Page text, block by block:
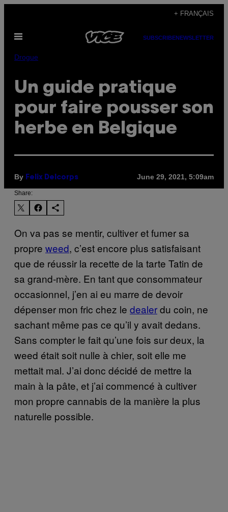
content
+ FRANÇAIS
Open
SUBSCRIBENEWSLETTER
Drogue
Un guide pratique
pour faire pousser son
herbe en Belgique
By Felix Delcorps June 29, 2021, 5:09am
Share:
On va pas se mentir, cultiver et fumer sa
propre weed, c’est encore plus satisfaisant
que de réussir la recette de la tarte Tatin de
sa grand-mère. En tant que consommateur
occasionnel, j’en ai eu marre de devoir
dépenser mon fric chez le dealerdu coin, ne
sachant même pas ce qu’il y avait dedans.
Sans compter le fait qu’une fois sur deux, la
weed était soit nulle à chier, soit elle me
mettait mal. J’ai donc décidé de mettre la
main à la pâte, et j’ai commencé à cultiver
mon propre cannabis de la manière la plus
naturelle possible.